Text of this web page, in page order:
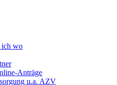
ich wo
Anträge
u.a. AZV